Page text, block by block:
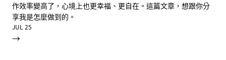
作效率變高了，心境上也更幸福、更自在。這篇文章，想跟你分
享我是怎麼做到的。
JUL 25
→